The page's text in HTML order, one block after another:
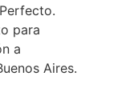
para
a
Aires.